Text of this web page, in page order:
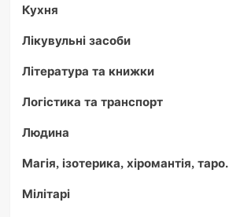
Кухня
Лікувульні засоби
Література та книжки
Логістика та транспорт
Людина
Магія, ізотерика, хіромантія, таро.
Мілітарі